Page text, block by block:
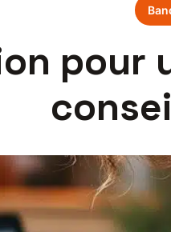
pour